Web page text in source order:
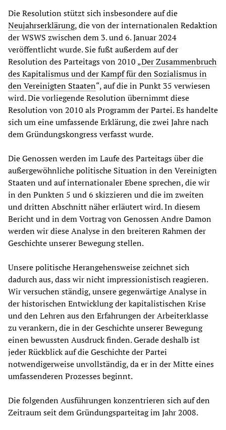
Die Resolution stützt sich insbesondere auf die
Neujahrserklärung, die von der internationalen Redaktion
der WSWS zwischen dem 3. und 6. Januar 2024
veröffentlicht wurde. Sie fußt außerdem auf der
Resolution des Parteitags von 2010 „Der Zusammenbruch
des Kapitalismus und der Kampf für den Sozialismus in
den Vereinigten Staaten“, auf die in Punkt 35 verwiesen
wird. Die vorliegende Resolution übernimmt diese
Resolution von 2010 als Programm der Partei. Es handelte
sich um eine umfassende Erklärung, die zwei Jahre nach
dem Gründungskongress verfasst wurde.
Die Genossen werden im Laufe des Parteitags über die
außergewöhnliche politische Situation in den Vereinigten
Staaten und auf internationaler Ebene sprechen, die wir
in den Punkten 5 und 6 skizzieren und die im zweiten
und dritten Abschnitt näher erläutert wird. In diesem
Bericht und in dem Vortrag von Genossen Andre Damon
werden wir diese Analyse in den breiteren Rahmen der
Geschichte unserer Bewegung stellen.
Unsere politische Herangehensweise zeichnet sich
dadurch aus, dass wir nicht impressionistisch reagieren.
Wir versuchen ständig, unsere gegenwärtige Analyse in
der historischen Entwicklung der kapitalistischen Krise
und den Lehren aus den Erfahrungen der Arbeiterklasse
zu verankern, die in der Geschichte unserer Bewegung
einen bewussten Ausdruck finden. Gerade deshalb ist
jeder Rückblick auf die Geschichte der Partei
notwendigerweise unvollständig, da er in der Mitte eines
umfassenderen Prozesses beginnt.
Die folgenden Ausführungen konzentrieren sich auf den
Zeitraum seit dem Gründungsparteitag im Jahr 2008.